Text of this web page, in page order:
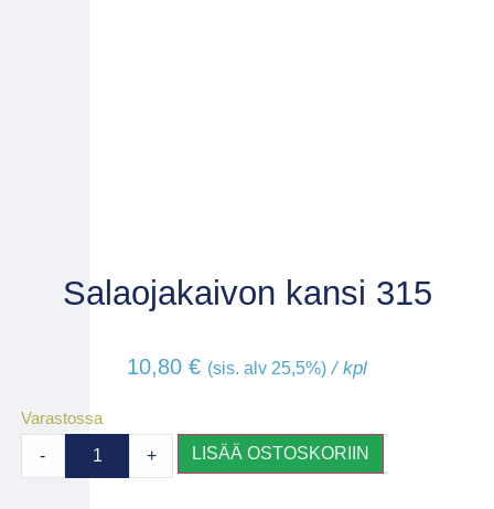
Salaojakaivon kansi 315
10,80 € (sis. alv 25,5%) / kpl
Varastossa
- + LISÄÄ OSTOSKORIIN